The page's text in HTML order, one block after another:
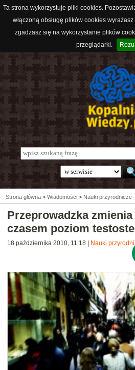
Ta strona wykorzystuje pliki cookies.
włączoną obsługę plików cookies
zgadzasz się na wykorzystanie plików
przeglądarki.
Strona główna > Wiadomości > Nauki przyrodnicze
Przeprowadzka zmienia
czasem poziom
18 października 2010, 11:18 Nauki